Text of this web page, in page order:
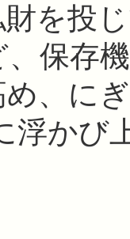
を投
保存
め、に
浮かび